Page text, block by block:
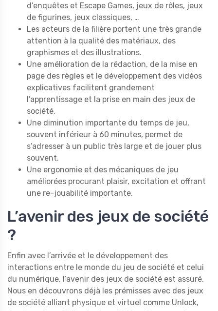
d’enquêtes et Escape Games, jeux de rôles, jeux
de figurines, jeux classiques, …
Les acteurs de la filière portent une très grande
attention à la qualité des matériaux, des
graphismes et des illustrations.
Une amélioration de la rédaction, de la mise en
page des règles et le développement des vidéos
explicatives facilitent grandement
l’apprentissage et la prise en main des jeux de
société.
Une diminution importante du temps de jeu,
souvent inférieur à 60 minutes, permet de
s’adresser à un public très large et de jouer plus
souvent.
Une ergonomie et des mécaniques de jeu
améliorées procurant plaisir, excitation et offrant
une re-jouabilité importante.
L’avenir des jeux de société
?
Enfin avec l’arrivée et le développement des
interactions entre le monde du jeu de société et celui
du numérique, l’avenir des jeux de société est assuré.
Nous en découvrons déjà les prémisses avec des jeux
de société alliant physique et virtuel comme Unlock,